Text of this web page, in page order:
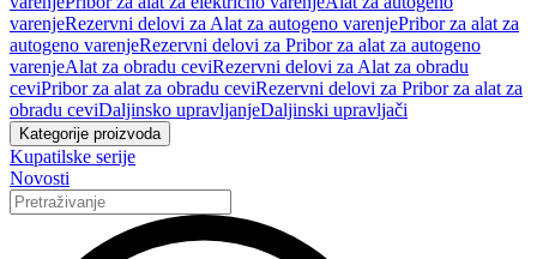
varenjeRezervni delovi za Alat za autogeno varenjePribor za alat za
autogeno varenjeRezervni delovi za Pribor za alat za autogeno
varenjeAlat za obradu ceviRezervni delovi za Alat za obradu
ceviPribor za alat za obradu ceviRezervni delovi za Pribor za alat za
obradu ceviDaljinsko upravljanjeDaljinski upravljači
Kategorije proizvoda
Kupatilske serije
Novosti